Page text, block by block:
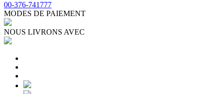
00-376-741777
MODES DE PAIEMENT
NOUS LIVRONS AVEC